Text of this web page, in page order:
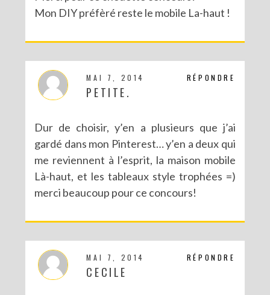
Mon DIY préfèré reste le mobile La-haut !
RÉPONDRE
MAI 7, 2014
PETITE.
Dur de choisir, y’en a plusieurs que j’ai
gardé dans mon Pinterest… y’en a deux qui
me reviennent à l’esprit, la maison mobile
Là-haut, et les tableaux style trophées =)
merci beaucoup pour ce concours!
RÉPONDRE
MAI 7, 2014
CECILE